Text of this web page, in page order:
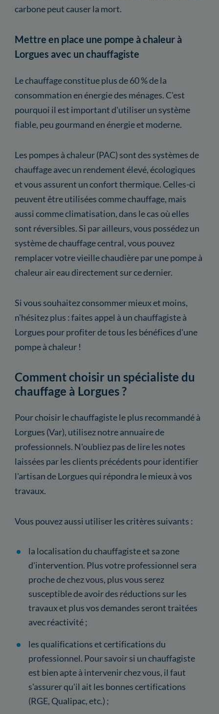
carbone peut causer la mort.
Mettre en place une pompe à chaleur à
Lorgues avec un chauffagiste
Le chauffage constitue plus de 60 % de la
consommation en énergie des ménages. C'est
pourquoi il est important d'utiliser un système
fiable, peu gourmand en énergie et moderne.
Les pompes à chaleur (PAC) sont des systèmes de
chauffage avec un rendement élevé, écologiques
et vous assurent un confort thermique. Celles-ci
peuvent être utilisées comme chauffage, mais
aussi comme climatisation, dans le cas où elles
sont réversibles. Si par ailleurs, vous possédez un
système de chauffage central, vous pouvez
remplacer votre vieille chaudière par une pompe à
chaleur air eau directement sur ce dernier.
Si vous souhaitez consommer mieux et moins,
n'hésitez plus : faites appel à un chauffagiste à
Lorgues pour profiter de tous les bénéfices d'une
pompe à chaleur !
Comment choisir un spécialiste du
chauffage à Lorgues ?
Pour choisir le chauffagiste le plus recommandé à
Lorgues (Var), utilisez notre annuaire de
professionnels. N'oubliez pas de lire les notes
laissées par les clients précédents pour identifier
l'artisan de Lorgues qui répondra le mieux à vos
travaux.
Vous pouvez aussi utiliser les critères suivants :
la localisation du chauffagiste et sa zone
d'intervention. Plus votre professionnel sera
proche de chez vous, plus vous serez
susceptible de avoir des réductions sur les
travaux et plus vos demandes seront traitées
avec réactivité ;
les qualifications et certifications du
professionnel. Pour savoir si un chauffagiste
est bien apte à intervenir chez vous, il faut
s'assurer qu'il ait les bonnes certifications
(RGE, Qualipac, etc.) ;